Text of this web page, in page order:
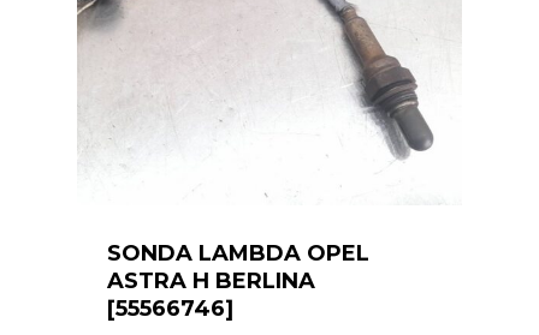
SONDA LAMBDA OPEL
ASTRA H BERLINA
[55566746]